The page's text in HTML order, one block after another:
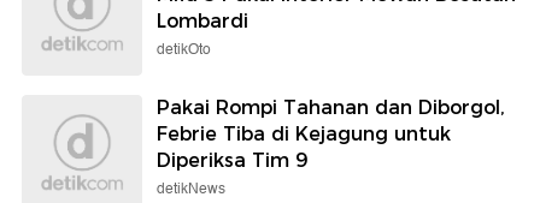
Lombardi
detikOto
Pakai Rompi Tahanan dan Diborgol,
Febrie Tiba di Kejagung untuk
Diperiksa Tim 9
detikNews